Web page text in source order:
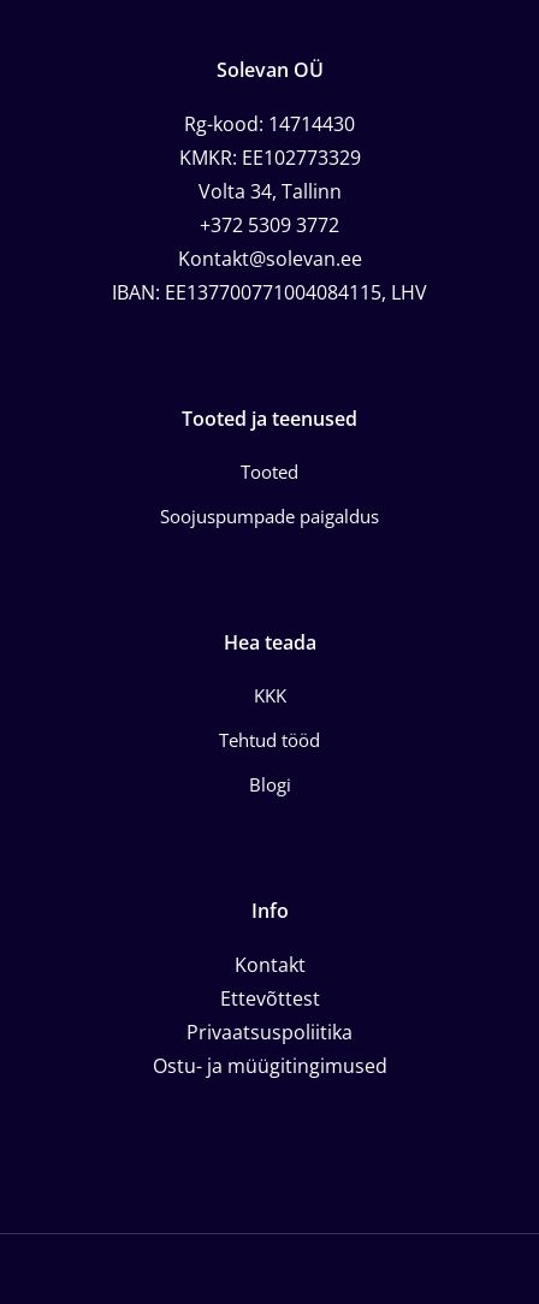
Solevan OÜ
Rg-kood: 14714430
KMKR: EE102773329
Volta 34, Tallinn
+372 5309 3772
Kontakt@solevan.ee
IBAN: EE137700771004084115, LHV
Tooted ja teenused
Tooted
Soojuspumpade paigaldus
Hea teada
KKK
Tehtud tööd
Blogi
Info
Kontakt
Ettevõttest
Privaatsuspoliitika
Ostu- ja müügitingimused